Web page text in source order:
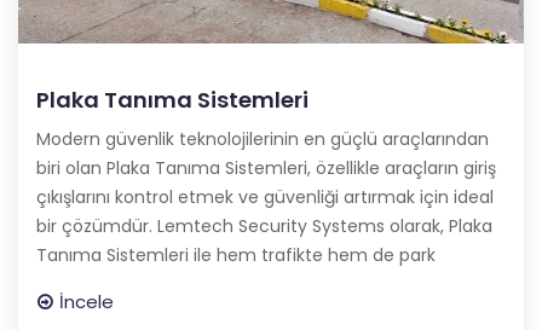
Plaka Tanıma Sistemleri
Modern güvenlik teknolojilerinin en güçlü araçlarından
biri olan Plaka Tanıma Sistemleri, özellikle araçların giriş
çıkışlarını kontrol etmek ve güvenliği artırmak için ideal
bir çözümdür. Lemtech Security Systems olarak, Plaka
Tanıma Sistemleri ile hem trafikte hem de park
İncele